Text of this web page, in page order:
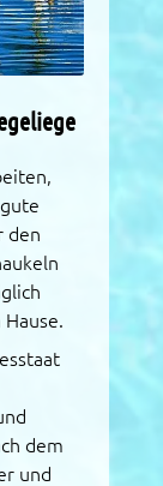
den
dem
und